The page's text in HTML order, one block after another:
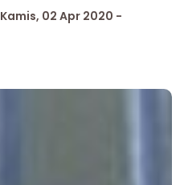
Kamis, 02 Apr 2020 -